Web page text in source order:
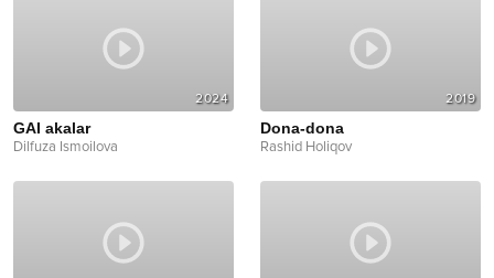
2024
GAI akalar
Dilfuza Ismoilova
2019
Dona-dona
Rashid Holiqov